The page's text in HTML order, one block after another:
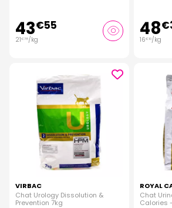
43€55
21€78/kg 48€
16€ 10/kg
VIRBAC
Chat Urology Dissolution &
Prevention 7kg
ROYAL
Chat
Calories